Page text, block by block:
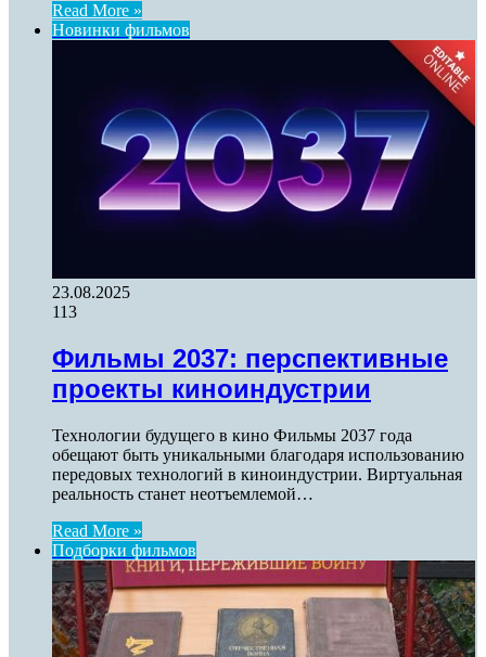
Read More »
Новинки фильмов
23.08.2025
113
Фильмы 2037: перспективные
проекты киноиндустрии
Технологии будущего в кино Фильмы 2037 года
обещают быть уникальными благодаря использованию
передовых технологий в киноиндустрии. Виртуальная
реальность станет неотъемлемой…
Read More »
Подборки фильмов